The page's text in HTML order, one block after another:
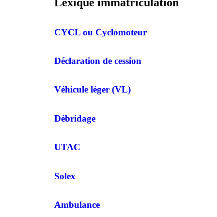
CYCL ou Cyclomoteur
Déclaration de cession
Véhicule léger (VL)
Débridage
UTAC
Solex
Ambulance